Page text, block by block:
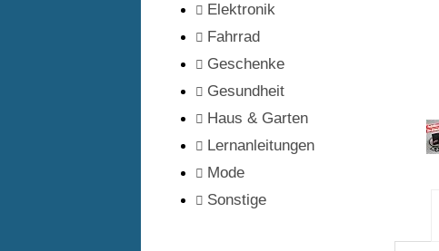
Elektronik
Fahrrad
Geschenke
Gesundheit
Haus & Garten
Lernanleitungen
Mode
Sonstige